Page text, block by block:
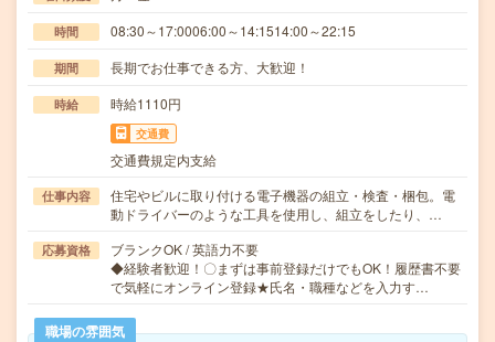
時間 08:30～17:0006:00～14:1514:00～22:15
期間 長期でお仕事できる方、大歓迎！
時給 時給1110円
交通費
交通費規定内支給
仕事内容
住宅やビルに取り付ける電子機器の組立・検査・梱包。電
動ドライバーのような工具を使用し、組立をしたり、…
応募資格
ブランクOK / 英語力不要
◆経験者歓迎！〇まずは事前登録だけでもOK！履歴書不要
で気軽にオンライン登録★氏名・職種などを入力す…
職場の雰囲気